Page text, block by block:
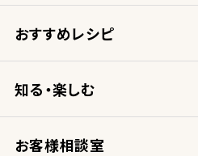
おすすめレシピ
知る・楽しむ
お客様相談室